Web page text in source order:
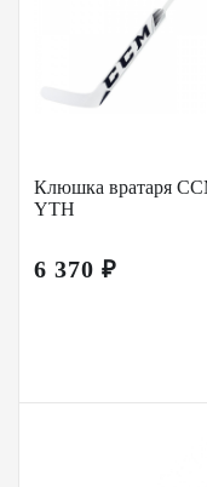
Клюшка вратаря
YTH
6 370 ₽